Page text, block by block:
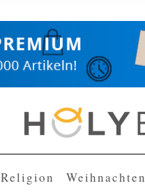
Religion Weihnachten